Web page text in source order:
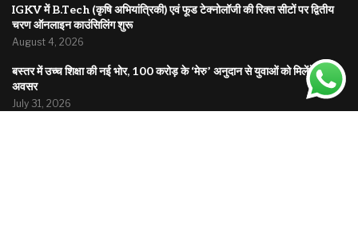
IGKV में B.Tech (कृषि अभियांत्रिकी) एवं फूड टेक्नोलॉजी की रिक्त सीटों पर द्वितीय
चरण ऑनलाइन काउंसिलिंग शुरू
August 4, 2026
बस्तर में उच्च शिक्षा की नई भोर, 100 करोड़ के ‘मेरु’ अनुदान से युवाओं को मिलेंगे नए
अवसर
July 31, 2026